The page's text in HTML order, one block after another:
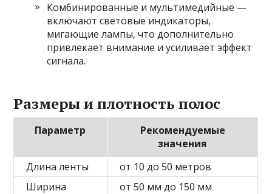
Комбинированные и мультимедийные —
включают световые индикаторы,
мигающие лампы, что дополнительно
привлекает внимание и усиливает эффект
сигнала.
Размеры и плотность полос
Параметр
Рекомендуемые
значения
Длина ленты
от 10 до 50 метров
Ширина
от 50 мм до 150 мм